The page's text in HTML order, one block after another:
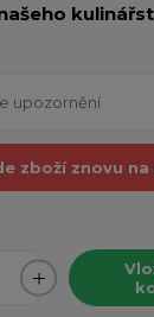
zboží znovu na